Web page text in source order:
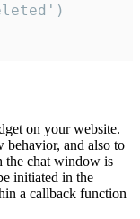
on your website.
behavior, and also to
the chat window is
initiated in the
a callback function